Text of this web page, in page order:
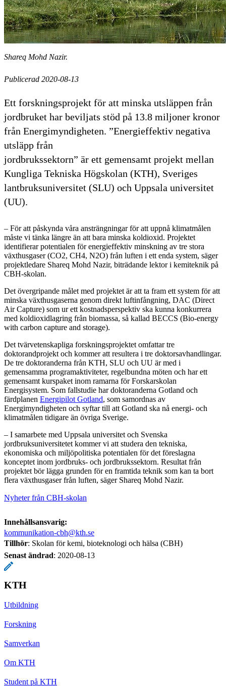
Shareq Mohd Nazir.
Publicerad 2020-08-13
Ett forskningsprojekt för att minska utsläppen från
jordbruket har beviljats stöd på 13.8 miljoner kronor
från Energimyndigheten. ”Energieffektiv negativa
utsläpp från
jordbrukssektorn” är ett gemensamt projekt mellan
Kungliga Tekniska Högskolan (KTH), Sveriges
lantbruksuniversitet (SLU) och Uppsala universitet
(UU).
– För att påskynda våra ansträngningar för att uppnå klimatmålen
måste vi tänka längre än att bara minska koldioxid. Projektet
identifierar potentialen för energieffektiv minskning av tre stora
växthusgaser (CO2, CH4, N2O) från luften i ett enda system, säger
projektledare Shareq Mohd Nazir, biträdande lektor i kemiteknik på
CBH-skolan.
Det övergripande målet med projektet är att ta fram ett system för att
minska växthusgaserna genom direkt luftinfångning, DAC (Direct
Air Capture) som ur ett kostnadsperspektiv ska kunna konkurrera
med koldioxidlagring från biomassa, så kallad BECCS (Bio-energy
with carbon capture and storage).
Det tvärvetenskapliga forskningsprojektet omfattar tre
doktorandprojekt och kommer att resultera i tre doktorsavhandlingar.
De tre doktoranderna från KTH, SLU och UU är med i
gemensamma programaktiviteter, regelbundna möten och har ett
gemensamt kurspaket inom ramarna för Forskarskolan
Energisystem. Som fallstudie har doktoranderna Gotland och
färdplanen Energipilot Gotland, som samordnas av
Energimyndigheten och syftar till att Gotland ska nå energi- och
klimatmålen tidigare än övriga Sverige.
– I samarbete med Uppsala universitet och Svenska
jordbruksuniversitetet kommer vi att studera den tekniska,
ekonomiska och miljöpolitiska potentialen för det föreslagna
konceptet inom jordbruks- och jordbrukssektorn. Resultat från
projektet bör lägga grunden för en framtida teknik som kan ta bort
flera växthusgaser från luften, säger Shareq Mohd Nazir.
Nyheter från CBH-skolan
Innehållsansvarig:
kommunikation-cbh@kth.se
Tillhör: Skolan för kemi, bioteknologi och hälsa (CBH)
Senast ändrad: 2020-08-13
KTH
Utbildning
Forskning
Samverkan
Om KTH
Student på KTH